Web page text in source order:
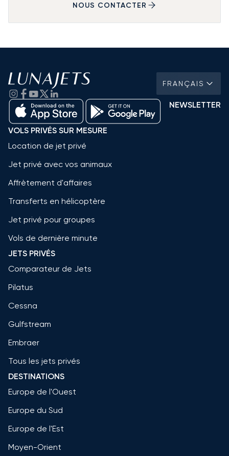
NOUS CONTACTER
FRANÇAIS
NEWSLETTER
VOLS PRIVÉS SUR MESURE
Location de jet privé
Jet privé avec vos animaux
Affrètement d'affaires
Transferts en hélicoptère
Jet privé pour groupes
Vols de dernière minute
JETS PRIVÉS
Comparateur de Jets
Pilatus
Cessna
Gulfstream
Embraer
Tous les jets privés
DESTINATIONS
Europe de l'Ouest
Europe du Sud
Europe de l'Est
Moyen-Orient